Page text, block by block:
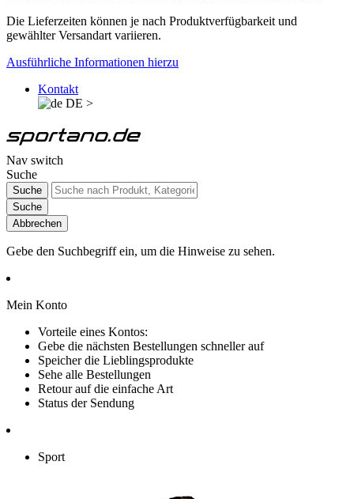
Die Lieferzeiten können je nach Produktverfügbarkeit und
gewählter Versandart variieren.
Ausführliche Informationen hierzu
Kontakt
DE >
Nav switch
Suche
Suche
Suche
Abbrechen
Gebe den Suchbegriff ein, um die Hinweise zu sehen.
Mein Konto
Vorteile eines Kontos:
Gebe die nächsten Bestellungen schneller auf
Speicher die Lieblingsprodukte
Sehe alle Bestellungen
Retour auf die einfache Art
Status der Sendung
Sport